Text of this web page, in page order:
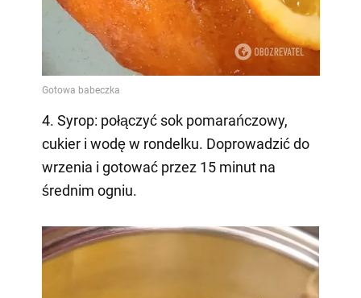
4. Syrop: połączyć sok pomarańczowy,
cukier i wodę w rondelku. Doprowadzić do
wrzenia i gotować przez 15 minut na
średnim ogniu.